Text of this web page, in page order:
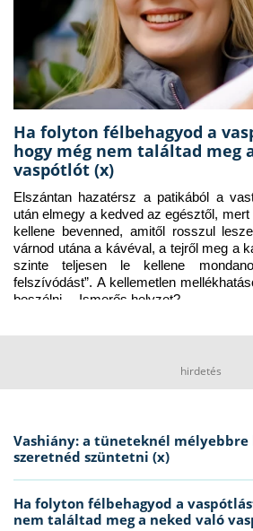
Ha folyton félbehagyod a
hogy még nem találtad meg
vaspótlót (x)
Elszántan hazatérsz a patikából a
után elmegy a kedved az egésztől,
kellene bevenned, amitől rosszul
várnod utána a kávéval, a tejről meg a
szinte teljesen le kellene
felszívódást”. A kellemetlen
beszélni… Ismerős helyzet?
hirdetés
Vashiány: a tüneteknél mélyebbre
szeretnéd szüntetni (x)
Ha folyton félbehagyod a
nem találtad meg a neked való